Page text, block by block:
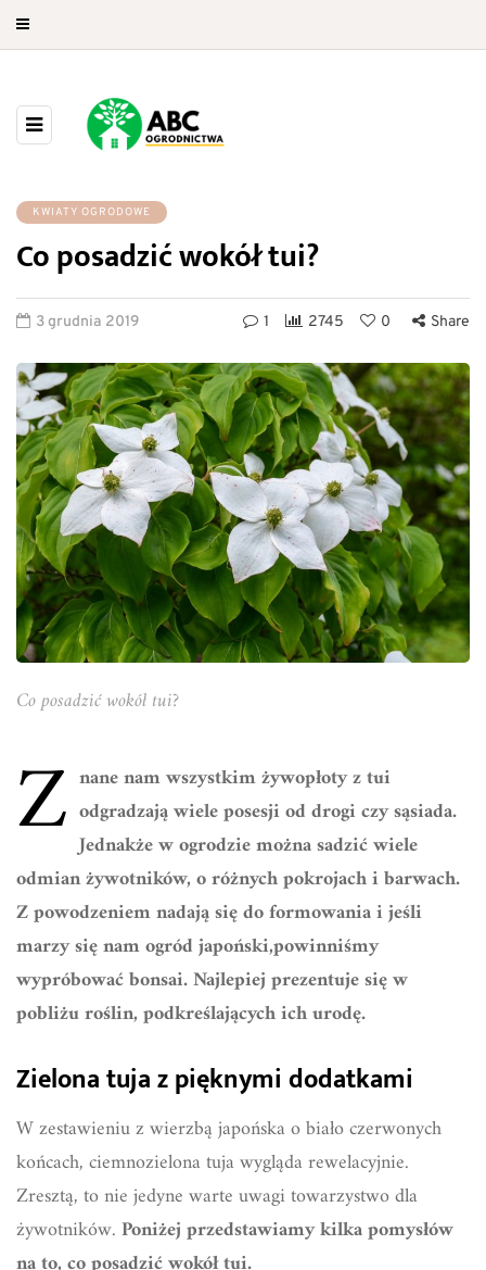
KWIATY OGRODOWE
Co posadzić wokół tui?
3 grudnia 2019 1 2745 0 Share
Co posadzić wokół tui?
Z nane nam wszystkim żywopłoty z tui
odgradzają wiele posesji od drogi czy sąsiada.
Jednakże w ogrodzie można sadzić wiele
odmian żywotników, o różnych pokrojach i barwach.
Z powodzeniem nadają się do formowania i jeśli
marzy się nam ogród japoński,powinniśmy
wypróbować bonsai. Najlepiej prezentuje się w
pobliżu roślin, podkreślających ich urodę.
Zielona tuja z pięknymi dodatkami
W zestawieniu z wierzbą japońska o biało czerwonych
końcach, ciemnozielona tuja wygląda rewelacyjnie.
Zresztą, to nie jedyne warte uwagi towarzystwo dla
żywotników.Poniżej przedstawiamy kilka pomysłów